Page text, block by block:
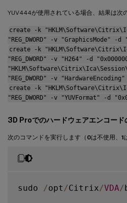
YUV444が使用されている場合、結果は次
create -k
"REG_DWORD" -v "GraphicsMode"
create -k
"REG_DWORD" -v "H264" -d
"REG_DWORD" -v
create -k
"REG_DWORD" -v "YUVFormat" -d
3D Proでのハードウェアエンコード
次のコマンドを実行します（ 0は不使用、 1
sudo /opt /Citrix/VDA/